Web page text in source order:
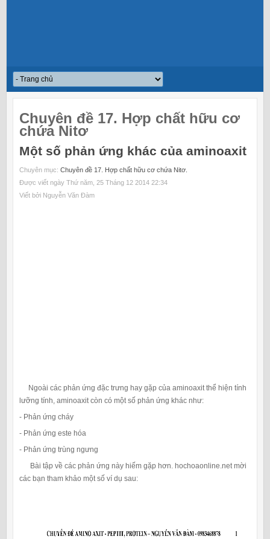
Chuyên đề 17. Hợp chất hữu cơ
chứa Nitơ
Một số phản ứng khác của aminoaxit
Chuyên mục: Chuyên đề 17. Hợp chất hữu cơ chứa Nitơ.
Được viết ngày Thứ năm, 25 Tháng 12 2014 22:34
Viết bởi Nguyễn Văn Đàm
Ngoài các phản ứng đặc trưng hay gặp của aminoaxit thể hiện tính
lưỡng tính, aminoaxit còn có một số phản ứng khác như:
- Phản ứng cháy
- Phản ứng este hóa
- Phản ứng trùng ngưng
Bài tập về các phản ứng này hiếm gặp hơn. hochoaonline.net mời
các bạn tham khảo một số ví dụ sau: